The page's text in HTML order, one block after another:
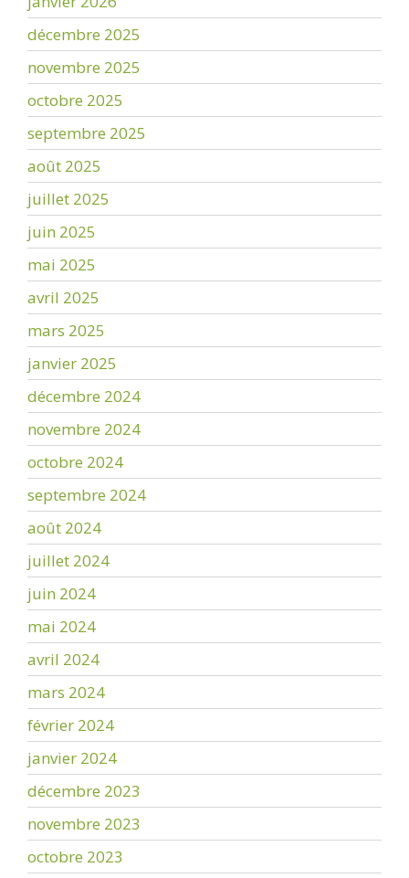
décembre 2025
novembre 2025
octobre 2025
septembre 2025
août 2025
juillet 2025
juin 2025
mai 2025
avril 2025
mars 2025
janvier 2025
décembre 2024
novembre 2024
octobre 2024
septembre 2024
août 2024
juillet 2024
juin 2024
mai 2024
avril 2024
mars 2024
février 2024
janvier 2024
décembre 2023
novembre 2023
octobre 2023